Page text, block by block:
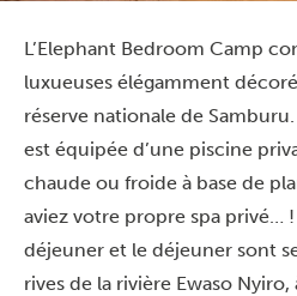
L’Elephant Bedroom Camp
luxueuses élégamment
réserve nationale de
est équipée d’une piscine
chaude ou froide à base de
aviez votre propre spa privé…
déjeuner et le déjeuner sont
rives de la rivière Ewaso Nyiro,